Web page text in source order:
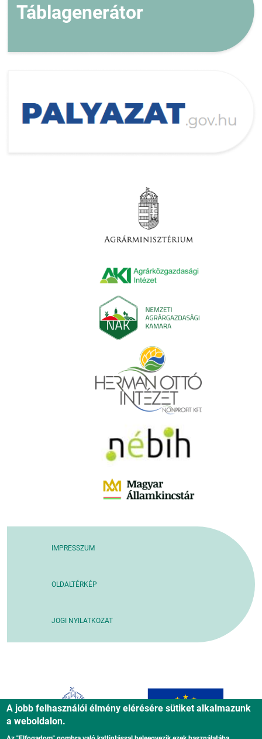
Táblagenerátor
IMPRESSZUM
OLDALTÉRKÉP
JOGI NYILATKOZAT
A jobb felhasználói élmény elérésére sütiket alkalmazunk
a weboldalon.